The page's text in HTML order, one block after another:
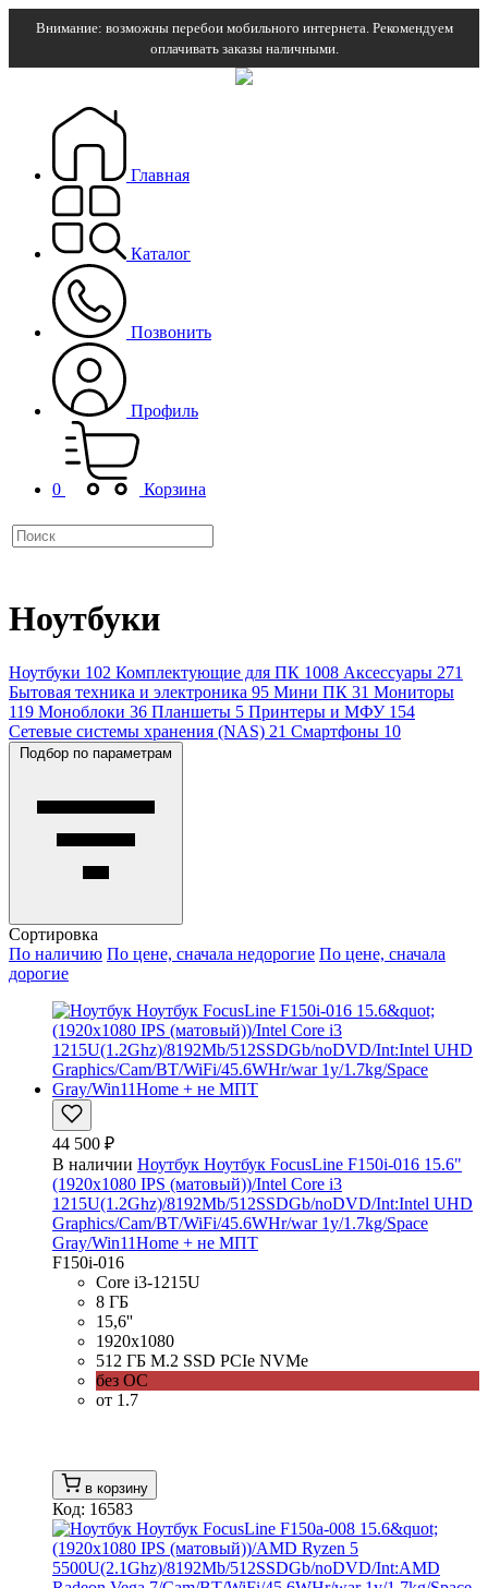
Внимание: возможны перебои мобильного интернета. Рекомендуем
оплачивать заказы наличными.
Главная
Каталог
Позвонить
Профиль
0 Корзина
Ноутбуки
Ноутбуки 102 Комплектующие для ПК 1008 Аксессуары 271
Бытовая техника и электроника 95 Мини ПК 31 Мониторы
119 Моноблоки 36 Планшеты 5 Принтеры и МФУ 154
Сетевые системы хранения (NAS) 21 Смартфоны 10
Подбор по параметрам
Сортировка
По наличию По цене, сначала недорогие По цене, сначала
дорогие
44 500 ₽
В наличии Ноутбук Ноутбук FocusLine F150i-016 15.6"
(1920x1080 IPS (матовый))/Intel Core i3
1215U(1.2Ghz)/8192Mb/512SSDGb/noDVD/Int:Intel UHD
Graphics/Cam/BT/WiFi/45.6WHr/war 1y/1.7kg/Space
Gray/Win11Home + не МПТ
F150i-016
Core i3-1215U
8 ГБ
15,6''
1920x1080
512 ГБ M.2 SSD PCIe NVMe
без ОС
от 1.7
в корзину
Код: 16583